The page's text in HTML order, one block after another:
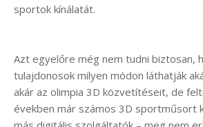
sportok kínálatát.
Azt egyelőre még nem tudni biztosan,
tulajdonosok milyen módon láthatják
akár az olimpia 3D közvetítéseit, de
években már számos 3D sportműsort